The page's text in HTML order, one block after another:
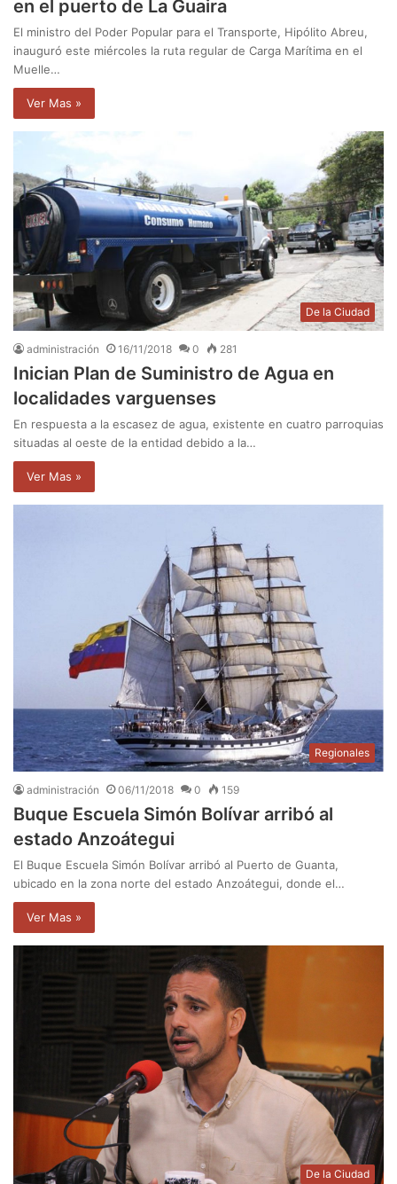
en el puerto de La Guaira
El ministro del Poder Popular para el Transporte, Hipólito Abreu,
inauguró este miércoles la ruta regular de Carga Marítima en el
Muelle…
Ver Mas »
De la Ciudad
administración 16/11/2018 0 281
Inician Plan de Suministro de Agua en
localidades varguenses
En respuesta a la escasez de agua, existente en cuatro parroquias
situadas al oeste de la entidad debido a la…
Ver Mas »
Regionales
administración 06/11/2018 0 159
Buque Escuela Simón Bolívar arribó al
estado Anzoátegui
El Buque Escuela Simón Bolívar arribó al Puerto de Guanta,
ubicado en la zona norte del estado Anzoátegui, donde el…
Ver Mas »
De la Ciudad